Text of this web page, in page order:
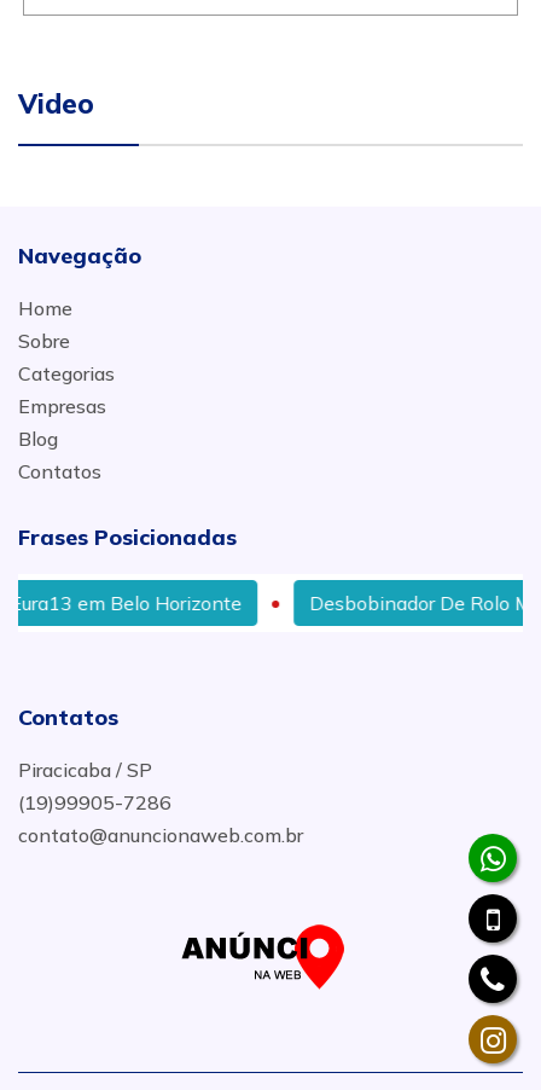
Video
Navegação
Home
Sobre
Categorias
Empresas
Blog
Contatos
Frases Posicionadas
Horizonte Desbobinador De Rolo MEP em Cascavél
Contatos
Piracicaba / SP
(19)99905-7286
contato@anuncionaweb.com.br